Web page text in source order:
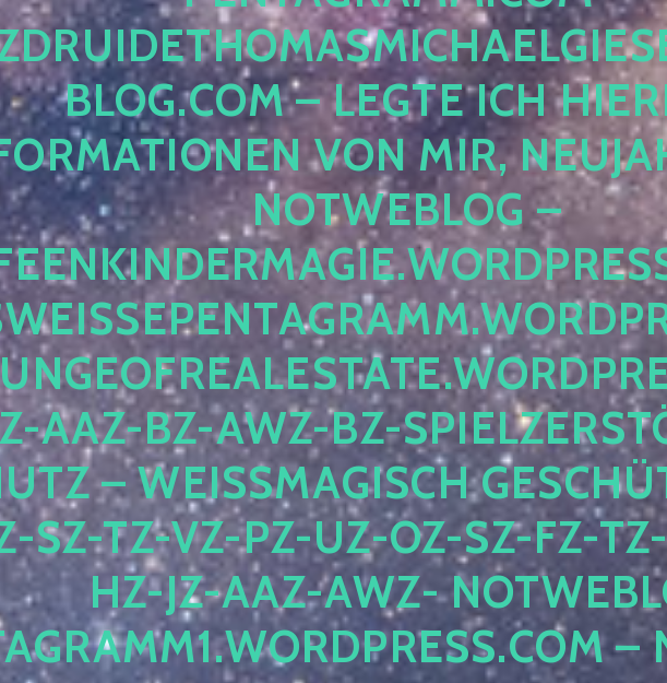
LOG.COM – LEGTE ICH
VON MIR,
OTWEBLOG – F
BZ-AWZ-BZ-
– WEISSMAGISCH
TZ-VZ-PZ-UZ-OZ-SZ-FZ-TZ-
-JZ-AAZ-AWZ-
–